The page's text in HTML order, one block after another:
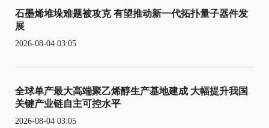
石墨烯堆垛难题被攻克 有望推动新一代拓扑量子器件发
展
2026-08-04 03:05
全球单产最大高端聚乙烯醇生产基地建成 大幅提升我国
关键产业链自主可控水平
2026-08-04 03:05